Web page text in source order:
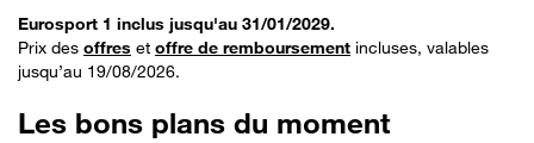
Eurosport 1 inclus jusqu'au 31/01/2029.
Prix des offres et offre de remboursement incluses, valables
jusqu’au 19/08/2026.
Les bons plans du moment